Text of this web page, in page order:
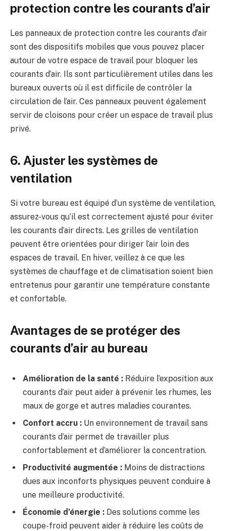
protection contre les courants d’air
Les panneaux de protection contre les courants d’air
sont des dispositifs mobiles que vous pouvez placer
autour de votre espace de travail pour bloquer les
courants d’air. Ils sont particulièrement utiles dans les
bureaux ouverts où il est difficile de contrôler la
circulation de l’air. Ces panneaux peuvent également
servir de cloisons pour créer un espace de travail plus
privé.
6. Ajuster les systèmes de
ventilation
Si votre bureau est équipé d’un système de ventilation,
assurez-vous qu’il est correctement ajusté pour éviter
les courants d’air directs. Les grilles de ventilation
peuvent être orientées pour diriger l’air loin des
espaces de travail. En hiver, veillez à ce que les
systèmes de chauffage et de climatisation soient bien
entretenus pour garantir une température constante
et confortable.
Avantages de se protéger des
courants d’air au bureau
Amélioration de la santé : Réduire l’exposition aux
courants d’air peut aider à prévenir les rhumes, les
maux de gorge et autres maladies courantes.
Confort accru : Un environnement de travail sans
courants d’air permet de travailler plus
confortablement et d’améliorer la concentration.
Productivité augmentée : Moins de distractions
dues aux inconforts physiques peuvent conduire à
une meilleure productivité.
Économie d’énergie : Des solutions comme les
coupe-froid peuvent aider à réduire les coûts de